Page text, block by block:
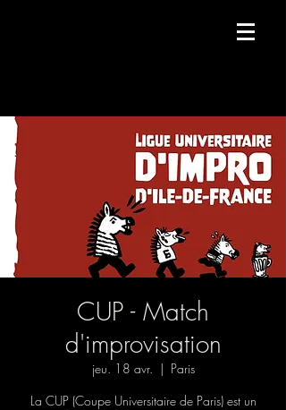
CUP - Match
d'improvisation
jeu. 18 avr.
  |
Paris
La CUP (Coupe Universitaire de Paris) est un